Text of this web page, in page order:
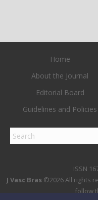
Home
About the Journal
Editorial Board
Guidelines and Policies
J Vasc Bras ©2026 All rights
follow